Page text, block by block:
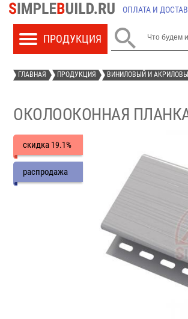
ОПЛАТА И

ГЛАВНАЯ ПРОДУКЦИЯ ВИНИЛОВЫЙ И
ОКОЛООКОННАЯ
скидка 19.1%
распродажа